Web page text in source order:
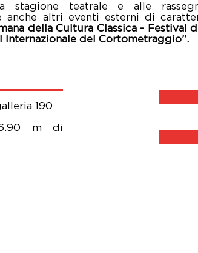
stagione teatrale e alle
anche altri eventi esterni di
della Cultura Classica - Festival
Internazionale del Cortometraggio”.
190
6.90 m di